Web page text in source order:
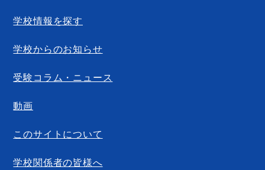
学校情報を探す
学校からのお知らせ
受験コラム・ニュース
動画
このサイトについて
学校関係者の皆様へ